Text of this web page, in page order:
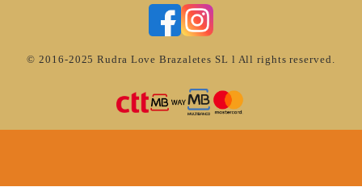
© 2016-2025 Rudra Love Brazaletes SL l All rights reserved.